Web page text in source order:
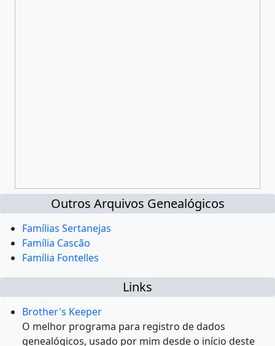
Outros Arquivos Genealógicos
Famílias Sertanejas
Família Cascão
Família Fontelles
Links
Brother's Keeper
O melhor programa para registro de dados
genealógicos, usado por mim desde o início deste